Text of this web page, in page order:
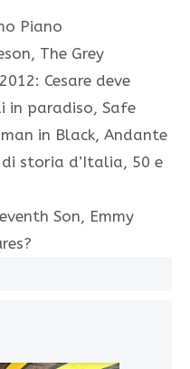
Piano
, The Grey
Cesare deve
in paradiso, Safe
in Black, Andante
storia d’Italia, 50 e
Son, Emmy